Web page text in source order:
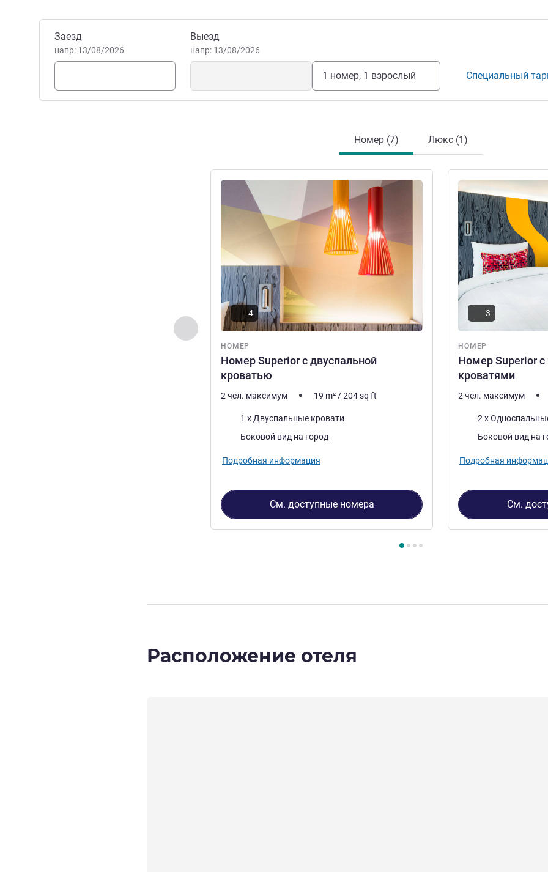
ресторан и бар, конференц-залы, фитнес-центр и кинотеатр.
Управление отелем
Забронировать этот отель
Заезд
напр: 13/08/2026
Выезд
напр: 13/08/2026
1 номер, 1 взрослый Специальный
Номер (7) Люкс (1)
Назад - Номер
НОМЕР
Номер Superior с двуспальной
кроватью
Подробная информация
4
2 чел. максимум 19 m² /204sq ft
Постель1 x Двуспальные кровати
Виды:Боковой вид на город
Подробная информация
См. доступные номера
НОМЕР
Номер Superior с
кроватями
Подробная
3
2 чел. максимум
Постель
2 x
Виды:Боковой вид на
Подробная
См.
Расположение отеля